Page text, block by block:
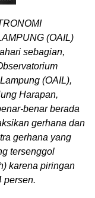
(OAIL)
sebagian,
(OAIL),
Harapan,
benar berada
gerhana dan
gerhana yang
tersenggol
karena piringan
persen.